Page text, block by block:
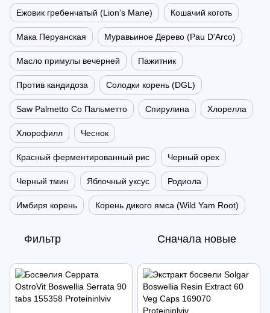
Ежовик гребенчатый (Lion's Mane) Кошачий коготь
Мака Перуанская Муравьиное Дерево (Pau D'Arco)
Масло примулы вечерней Пажитник
Против кандидоза Солодки корень (DGL)
Saw Palmetto Со Пальметто Спирулина Хлорелла
Хлорофилл Чеснок
Красный ферментированный рис Черный орех
Черный тмин Яблочный уксус Родиола
Имбиря корень Корень дикого ямса (Wild Yam Root)
Фильтр Сначала новые